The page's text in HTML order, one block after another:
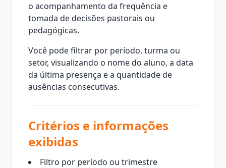
o acompanhamento da frequência e
tomada de decisões pastorais ou
pedagógicas.
Você pode filtrar por período, turma ou
setor, visualizando o nome do aluno, a data
da última presença e a quantidade de
ausências consecutivas.
Critérios e informações
exibidas
Filtro por período ou trimestre